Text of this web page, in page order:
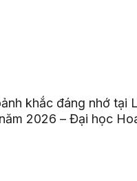
khắc đáng nhớ tại
2026 – Đại học